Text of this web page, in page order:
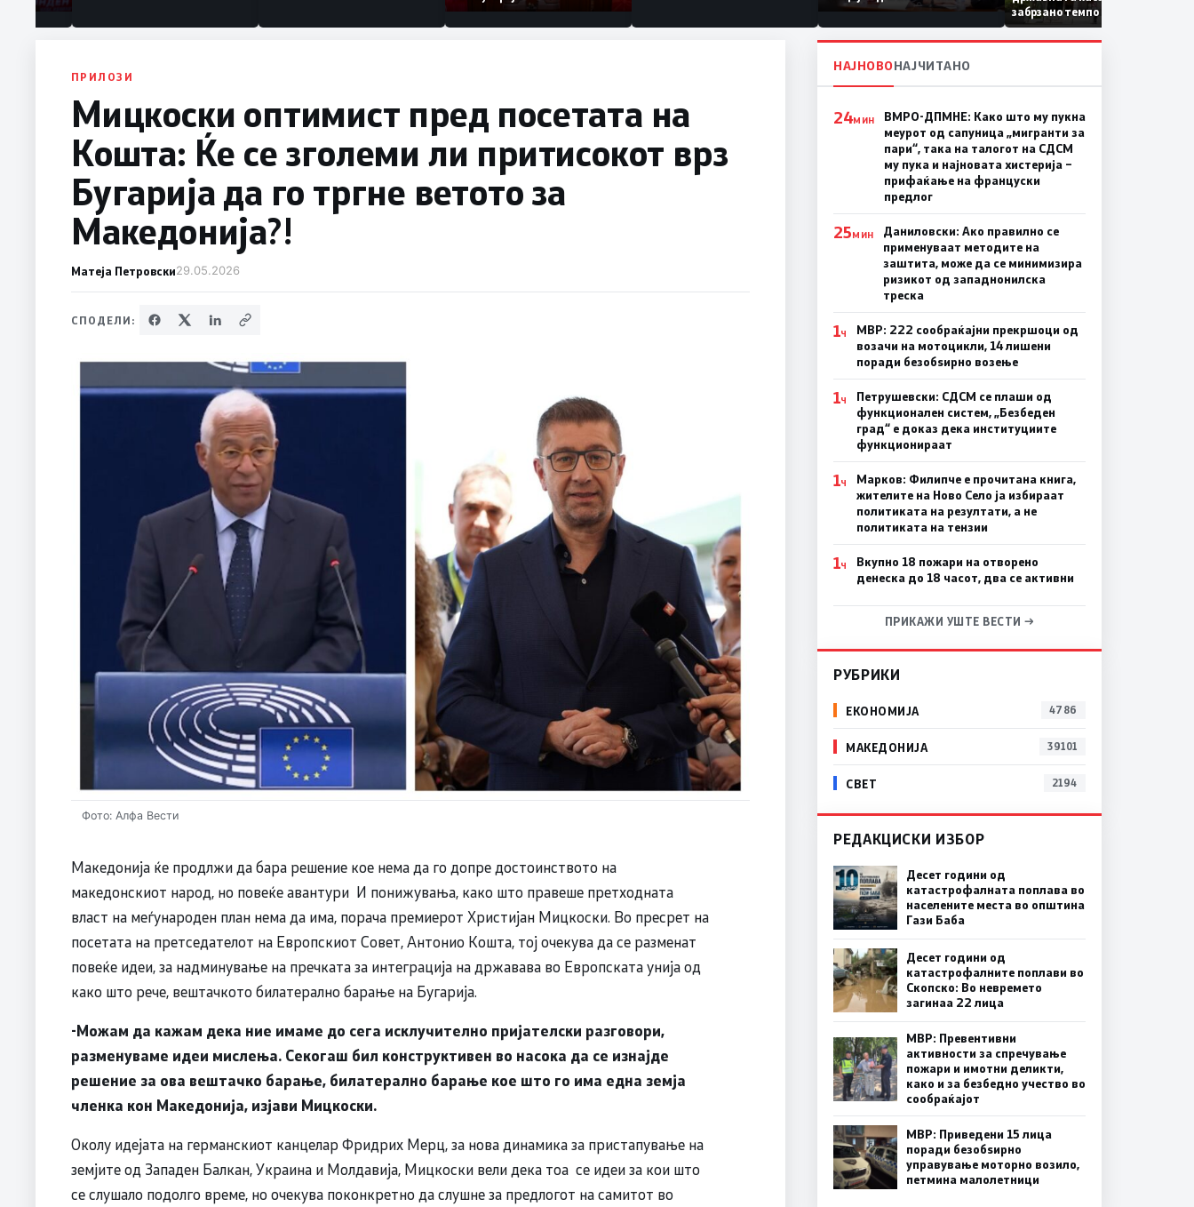
Коридор 8, Македонија
станува раскрсница на
Балканот
забрзано темпо
ПРИЛОЗИ
Мицкоски оптимист пред посетата на
Кошта: Ќе се зголеми ли притисокот врз
Бугарија да го тргне ветото за
Македонија?!
Матеја Петровски29.05.2026
СПОДЕЛИ:
Фото: Алфа Вести
Македонија ќе продлжи да бара решение кое нема да го допре достоинството на
македонскиот народ, но повеќе авантури И понижувања, како што правеше претходната
власт на меѓународен план нема да има, порача премиерот Христијан Мицкоски. Во пресрет на
посетата на претседателот на Европскиот Совет, Антонио Кошта, тој очекува да се разменат
повеќе идеи, за надминување на пречката за интеграција на државава во Европската унија од
како што рече, вештачкото билатерално барање на Бугарија.
-Можам да кажам дека ние имаме до сега исклучително пријателски разговори,
разменуваме идеи мислења. Секогаш бил конструктивен во насока да се изнајде
решение за ова вештачко барање, билатерално барање кое што го има една земја
членка кон Македонија, изјави Мицкоски.
Околу идејата на германскиот канцелар Фридрих Мерц, за нова динамика за пристапување на
земјите од Западен Балкан, Украина и Молдавија, Мицкоски вели дека тоа се идеи за кои што
се слушало подолго време, но очекува поконкретно да слушне за предлогот на самитот во
НАЈНОВОНАЈЧИТАНО
24МИН
ВМРО-ДПМНЕ: Како што му пукна
меурот од сапуница „мигранти за
пари“, така на талогот на СДСМ
му пука и најновата хистерија –
прифаќање на француски
предлог
25МИН
Даниловски: Ако правилно се
применуваат методите на
заштита, може да се минимизира
ризикот од западнонилска
треска
1Ч
МВР: 222 сообраќајни прекршоци од
возачи на мотоцикли, 14 лишени
поради безобѕирно возење
1Ч
Петрушевски: СДСМ се плаши од
функционален систем, „Безбеден
град“ е доказ дека институциите
функционираат
1Ч
Марков: Филипче е прочитана книга,
жителите на Ново Село ја избираат
политиката на резултати, а не
политиката на тензии
1Ч
Вкупно 18 пожари на отворено
денеска до 18 часот, два се активни
ПРИКАЖИ УШТЕ ВЕСТИ →
РУБРИКИ
ЕКОНОМИЈА 4786
МАКЕДОНИЈА 39101
СВЕТ 2194
РЕДАКЦИСКИ ИЗБОР
Десет години од
катастрофалната поплава во
населените места во општина
Гази Баба
Десет години од
катастрофалните поплави во
Скопско: Во невремето
загинаа 22 лица
МВР: Превентивни
активности за спречување
пожари и имотни деликти,
како и за безбедно учество во
сообраќајот
МВР: Приведени 15 лица
поради безобѕирно
управување моторно возило,
петмина малолетници